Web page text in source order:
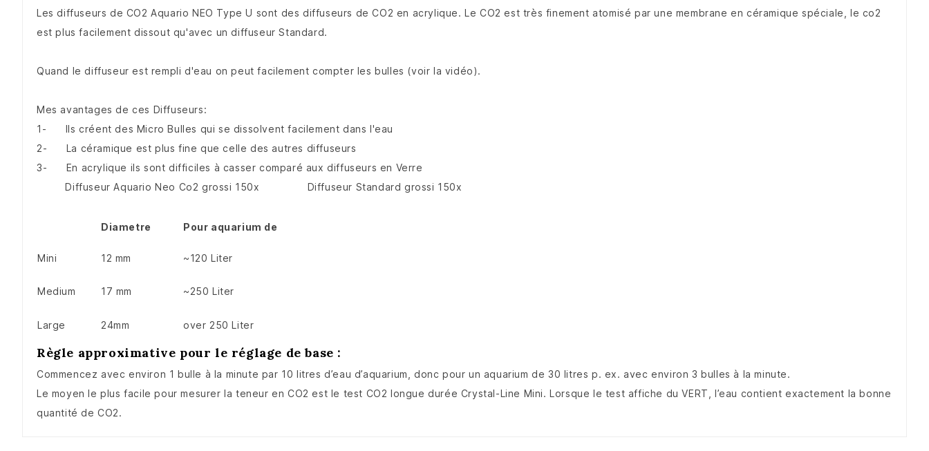
Les diffuseurs de CO2 Aquario NEO Type U sont des diffuseurs de CO2 en acrylique. Le CO2 est très finement atomisé par une membrane en céramique spéciale, le co2
est plus facilement dissout qu'avec un diffuseur Standard.
Quand le diffuseur est rempli d'eau on peut facilement compter les bulles (voir la vidéo).
Mes avantages de ces Diffuseurs:
1- Ils créent des Micro Bulles qui se dissolvent facilement dans l'eau
2- La céramique est plus fine que celle des autres diffuseurs
3- En acrylique ils sont difficiles à casser comparé aux diffuseurs en Verre
Diffuseur Aquario Neo Co2 grossi 150x Diffuseur Standard grossi 150x
Diametre Pour aquarium de
Mini 12 mm ~120 Liter
Medium 17 mm ~250 Liter
Large 24mm over 250 Liter
Règle approximative pour le réglage de base :
Commencez avec environ 1 bulle à la minute par 10 litres d’eau d’aquarium, donc pour un aquarium de 30 litres p. ex. avec environ 3 bulles à la minute.
Le moyen le plus facile pour mesurer la teneur en CO2 est le test CO2 longue durée Crystal-Line Mini. Lorsque le test affiche du VERT, l’eau contient exactement la bonne
quantité de CO2.